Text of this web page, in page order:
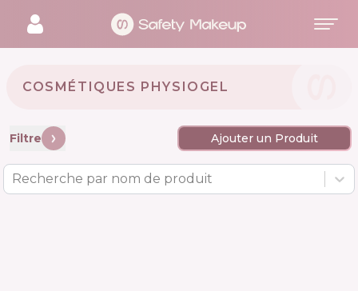
COSMÉTIQUES PHYSIOGEL 🇩🇪
Filtre Ajouter un Produit
Recherche par nom de produit